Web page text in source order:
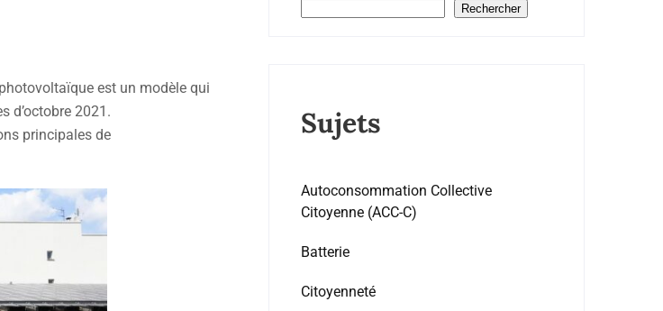
est un modèle qui
d’octobre 2021.
principales de
Rechercher
Sujets
Autoconsommation Collective
Citoyenne (ACC-C)
Batterie
Citoyenneté